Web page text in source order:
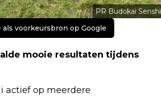
PR Budokai Senshi
als voorkeursbron op Google
mooie resultaten tijdens
actief op meerdere